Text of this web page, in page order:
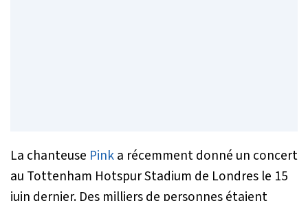
La chanteuse Pinka récemment donné un concert
au Tottenham Hotspur Stadium de Londres le 15
juin dernier. Des milliers de personnes étaient